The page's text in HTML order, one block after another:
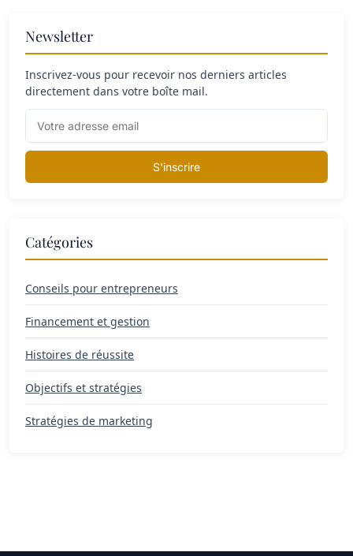
Newsletter
Inscrivez-vous pour recevoir nos derniers articles
directement dans votre boîte mail.
S'inscrire
Catégories
Conseils pour entrepreneurs
Financement et gestion
Histoires de réussite
Objectifs et stratégies
Stratégies de marketing